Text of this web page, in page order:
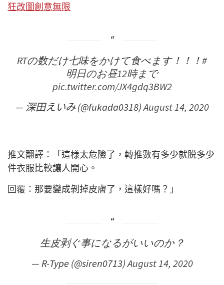
狂改圖創意無限
RTの数だけ七味をかけて食べます！！！#
明日のお昼12時まで
pic.twitter.com/JX4gdq3BW2
— 深田えいみ (@fukada0318)August 14, 2020
推文翻譯：「這樣太危險了，轉推數有多少就脱多少
件衣服比較讓人開心。
回覆：那要變成剝掉皮膚了，這樣好嗎？」
生皮剥ぐ事になるがいいのか？
— R-Type (@siren0713)August 14, 2020